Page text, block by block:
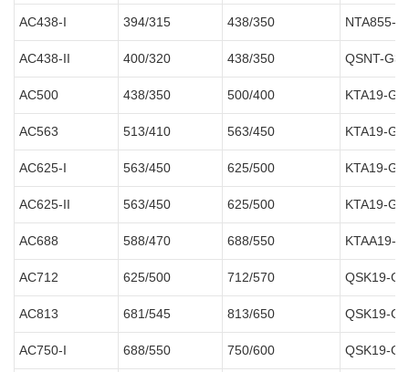
AC438-I 394/315 438/350 NTA855-
AC438-II 400/320 438/350 QSNT-G3
AC500 438/350 500/400 KTA19-G2
AC563 513/410 563/450 KTA19-G3
AC625-I 563/450 625/500 KTA19-
AC625-II 563/450 625/500 KTA19-G4
AC688 588/470 688/550 KTAA19-
AC712 625/500 712/570 QSK19-G4
AC813 681/545 813/650 QSK19-G8
AC750-I 688/550 750/600 QSK19-G5